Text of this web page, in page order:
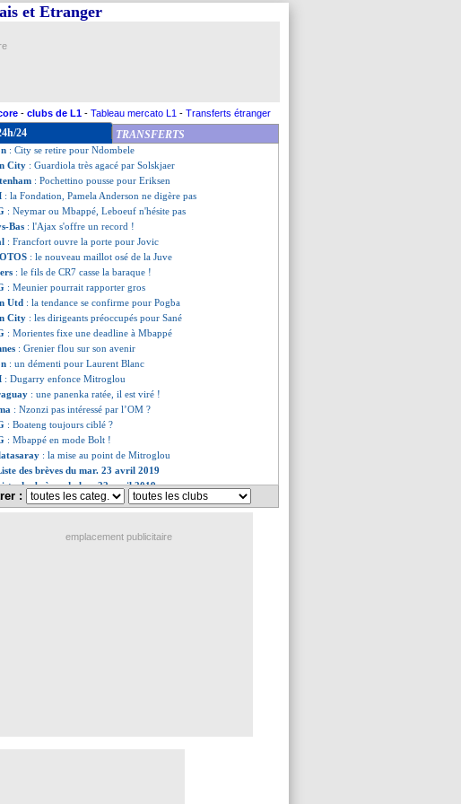
et Etranger
- clubs de L1 - Tableau mercato L1 - Transferts étranger
24 TRANSFERTS
: le Milan entre en piste pour Malcom
: plus de C3 pour le vainqueur dès 2021
: Morata, l'arbitre prend 2 matchs !
: City se retire pour Ndombele
City : Guardiola très agacé par Solskjaer
: Pochettino pousse pour Eriksen
: la Fondation, Pamela Anderson ne digère pas
: Neymar ou Mbappé, Leboeuf n'hésite pas
Bas : l'Ajax s'offre un record !
: Francfort ouvre la porte pour Jovic
: le nouveau maillot osé de la Juve
: le fils de CR7 casse la baraque !
: Meunier pourrait rapporter gros
Utd : la tendance se confirme pour Pogba
City : les dirigeants préoccupés pour Sané
: Morientes fixe une deadline à Mbappé
: Grenier flou sur son avenir
: un démenti pour Laurent Blanc
: Dugarry enfonce Mitroglou
: une panenka ratée, il est viré !
: Nzonzi pas intéressé par l’OM ?
: Boateng toujours ciblé ?
: Mbappé en mode Bolt !
: la mise au point de Mitroglou
des brèves du mar. 23 avril 2019
des brèves du lun. 22 avril 2019
:
emplacement publicitaire